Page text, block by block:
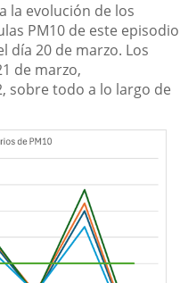
la evolución de los
PM10 de este episodio
día 20 de marzo. Los
de marzo,
sobre todo a lo largo de